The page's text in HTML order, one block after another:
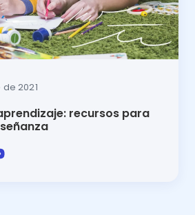
2021
recursos para